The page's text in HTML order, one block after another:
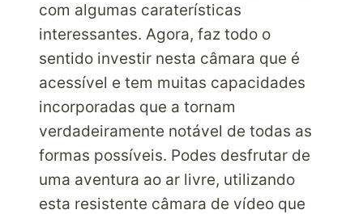
com algumas caraterísticas
interessantes. Agora, faz todo o
sentido investir nesta câmara que é
acessível e tem muitas capacidades
incorporadas que a tornam
verdadeiramente notável de todas as
formas possíveis. Podes desfrutar de
uma aventura ao ar livre, utilizando
esta resistente câmara de vídeo que